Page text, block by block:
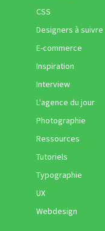
CSS
Designers à suivre
E-commerce
Inspiration
Interview
L'agence du jour
Photographie
Ressources
Tutoriels
Typographie
UX
Webdesign